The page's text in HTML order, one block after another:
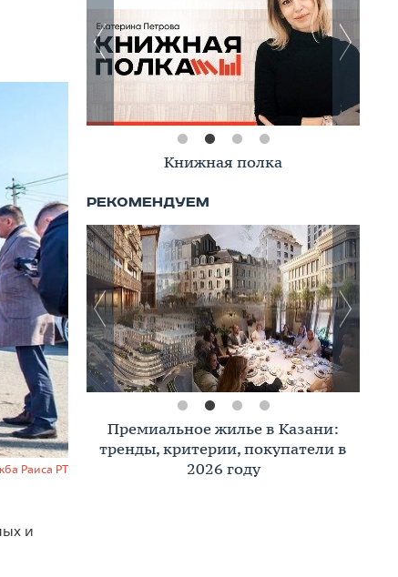
Раиса РТ
и
Книжная полка
Премиальное жилье в Казани:
тренды, критерии, покупатели в
2026 году